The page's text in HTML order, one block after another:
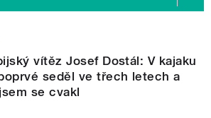
vítěz Josef Dostál: V kajaku
seděl ve třech letech a
se cvakl